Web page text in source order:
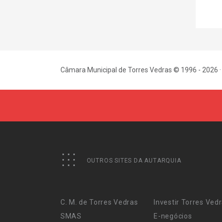
Câmara Municipal de Torres Vedras © 1996 - 2026
OUTROS SITES DA AUTARQUIA
C. M. de Torres Vedras
SMAS
Investir Torres
E-negócios